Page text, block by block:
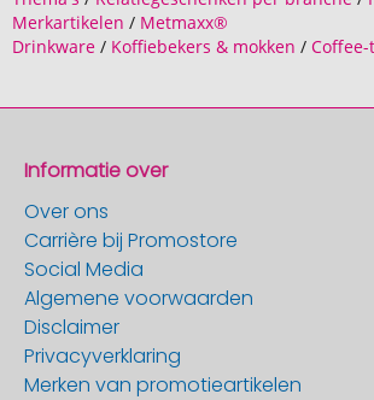
Merkartikelen / Metmaxx®
Drinkware / Koffiebekers & mokken /
Informatie over
Over ons
Carrière bij Promostore
Social Media
Algemene voorwaarden
Disclaimer
Privacyverklaring
Merken van promotieartikelen